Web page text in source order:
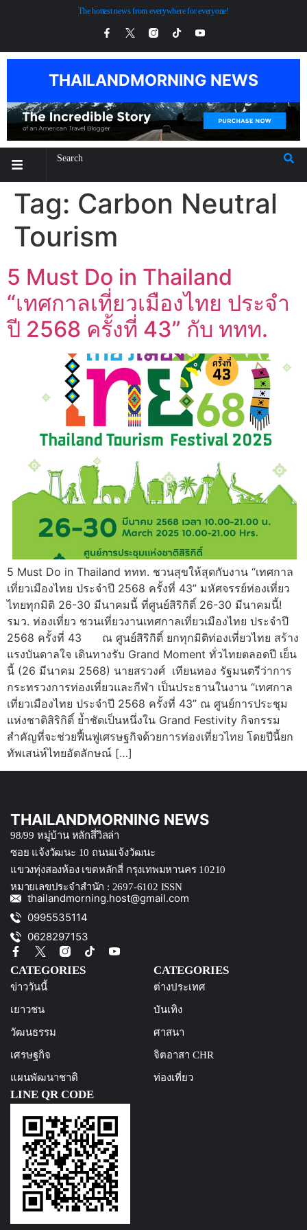
The hottest news from everywhere for everyone!
THAILANDMORNING NEWS
Tag: Carbon Neutral
Tourism
5 Must Do in Thailand
“เทศกาลเที่ยวเมืองไทย ประจำ
ปี 2568 ครั้งที่ 43” กับ ททท.
5 Must Do in Thailand ททท. ชวนสุขให้สุดกับงาน “เทศกาล
เที่ยวเมืองไทย ประจำปี 2568 ครั้งที่ 43” มหัศจรรย์ท่องเที่ยว
ไทยทุกมิติ 26-30 มีนาคมนี้ ที่ศูนย์สิริกิติ์ 26-30 มีนาคมนี้!
รมว. ท่องเที่ยว ชวนเที่ยวงานเทศกาลเที่ยวเมืองไทย ประจำปี
2568 ครั้งที่ 43 ณ ศูนย์สิริกิติ์ ยกทุกมิติท่องเที่ยวไทย สร้าง
แรงบันดาลใจ เดินทางรับ Grand Moment ทั่วไทยตลอดปี เย็น
นี้ (26 มีนาคม 2568) นายสรวงศ์ เทียนทอง รัฐมนตรีว่าการ
กระทรวงการท่องเที่ยวและกีฬา เป็นประธานในงาน “เทศกาล
เที่ยวเมืองไทย ประจำปี 2568 ครั้งที่ 43” ณ ศูนย์การประชุม
แห่งชาติสิริกิติ์ ย้ำชัดเป็นหนึ่งใน Grand Festivity กิจกรรม
สำคัญที่จะช่วยฟื้นฟูเศรษฐกิจด้วยการท่องเที่ยวไทย โดยปีนี้ยก
ทัพเสน่ห์ไทยอัตลักษณ์ […]
THAILANDMORNING NEWS
98/99 หมู่บ้าน หลักสึ่วิลล่า
ซอย แจ้งวัฒนะ 10 ถนนแจ้งวัฒนะ
แขวงทุ่งสองห้อง เขตหลักสี่ กรุงเทพมหานคร 10210
หมายเลขประจำสำนัก : 2697-6102 ISSN
thailandmorning.host@gmail.com
0995535114
0628297153
CATEGORIES
ข่าววันนี้
เยาวชน
วัฒนธรรม
เศรษฐกิจ
แผนพัฒนาชาติ
CATEGORIES
ต่างประเทศ
บันเทิง
ศาสนา
จิตอาสา CHR
ท่องเที่ยว
LINE QR CODE